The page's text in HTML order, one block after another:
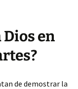
Dios en
de demostrar la